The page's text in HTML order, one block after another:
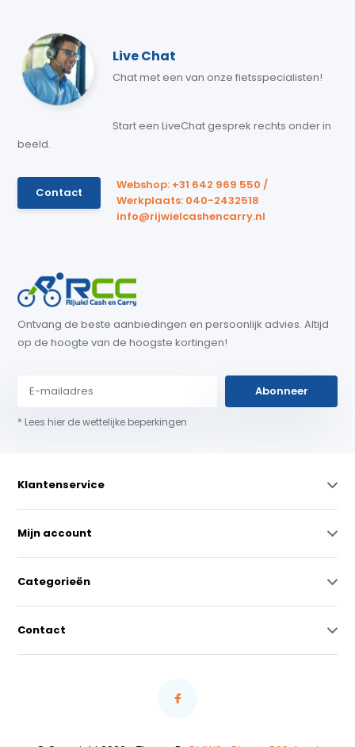
Live Chat
Chat met een van onze fietsspecialisten!
Start een LiveChat gesprek rechts onder in
beeld.
Contact
Webshop: +31 642 969 550 /
Werkplaats: 040-2432518
info@rijwielcashencarry.nl
Ontvang de beste aanbiedingen en persoonlijk advies. Altijd
op de hoogte van de hoogste kortingen!
Abonneer
* Lees hier de wettelijke beperkingen
Klantenservice
Mijn account
Categorieën
Contact